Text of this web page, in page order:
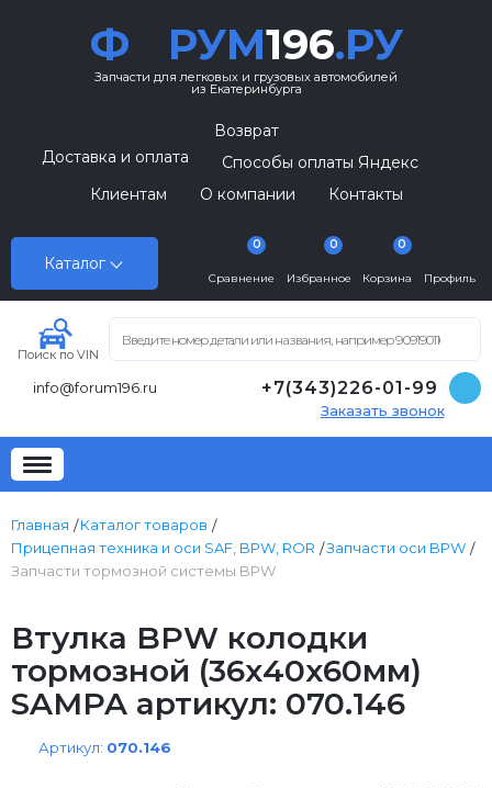
Ф РУМ196.РУ
Запчасти для легковых и грузовых автомобилей
из Екатеринбурга
Каталог
Возврат
Доставка и оплата
Способы оплаты Яндекс
Клиентам
О компании Контакты
Сравнение
0
Избранное
0
Корзина
0
Профиль
Поиск по VIN
info@forum196.ru +7(343)226-01-99
Заказать звонок
Главная
Каталог товаров
Прицепная техника и оси SAF, BPW, ROR
Запчасти оси BPW
Запчасти тормозной системы BPW
Втулка BPW колодки
тормозной (36х40х60мм)
SAMPA артикул: 070.146
Артикул: 070.146